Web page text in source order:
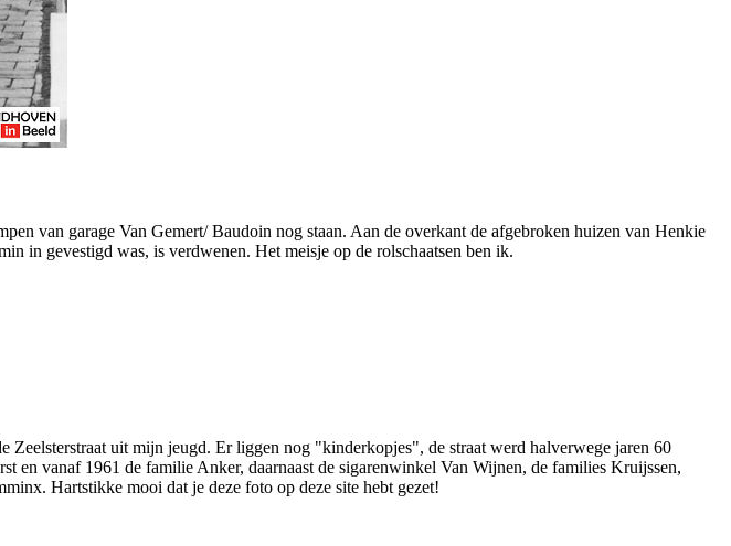
van garage Van Gemert/ Baudoin nog staan. Aan de overkant de afgebroken huizen van Henkie
in gevestigd was, is verdwenen. Het meisje op de rolschaatsen ben ik.
uit mijn jeugd. Er liggen nog "kinderkopjes", de straat werd halverwege jaren 60
en vanaf 1961 de familie Anker, daarnaast de sigarenwinkel Van Wijnen, de families Kruijssen,
Hartstikke mooi dat je deze foto op deze site hebt gezet!